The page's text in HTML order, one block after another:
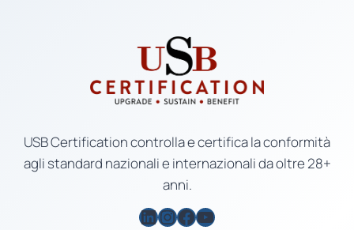
USB Certification controlla e certifica la conformità
agli standard nazionali e internazionali da oltre 28+
anni.
LinkedIn
Instagram
Facebook
YouTube